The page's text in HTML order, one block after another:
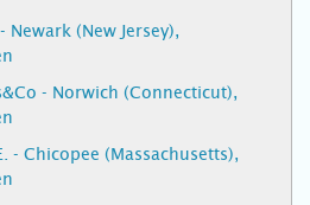
Newark (New Jersey),
- Norwich (Connecticut),
- Chicopee (Massachusetts),